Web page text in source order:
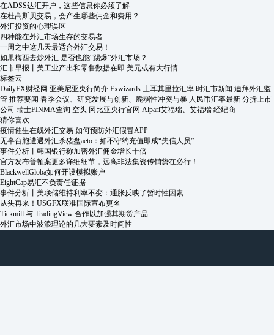
在ADSS达汇开户，这些信息你必须了解
在杜高斯贝交易，会产生哪些佣金和费用？
外汇投资的心理误区
四种能在外汇市场生存的交易者
一周之中这几天最适合外汇交易！
如果梅西去炒外汇 是否也能“踢爆”外汇市场？
汇市早报丨美工业产出和零售数据在即 美元或有大行情
标签云
DailyFX财经网 亚美尼亚央行简介 Fxwizards 土耳其里拉汇率 时汇市新闻 迪拜外汇监
管 推荐要闻 春季会议、研究发展与创新、脆弱性冲突与暴 人民币汇率最新 分拆上市
公司 瑞士FINMA查询 空头 冈比亚央行官网 Alpari艾福瑞、艾福瑞 经纪商
猜你喜欢
疫情催生在线外汇交易 如何预防外汇假冒APP
无辜台胞遭遇外汇杀猪盘aeto：如不守约充值即成“失信人员”
事件分析丨韩国银行称加密外汇佣金增长十倍
官方发布普顿案更多详细细节，远离非法集资传销势在必行！
BlackwellGloba如何开设模拟账户
EightCap易汇不负责任证据
事件分析丨美联储维持利率不变：通胀反映了暂时性因素
从头再来！USGFX联准国际宣布更名
Tickmill 与 TradingView 合作以加强其期货产品
外汇市场中波浪理论的几大要素及时间性